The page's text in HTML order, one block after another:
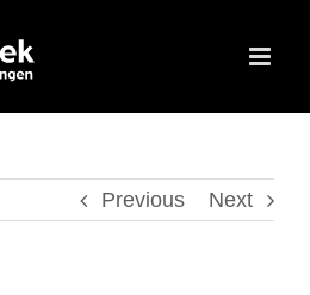
Previous Next